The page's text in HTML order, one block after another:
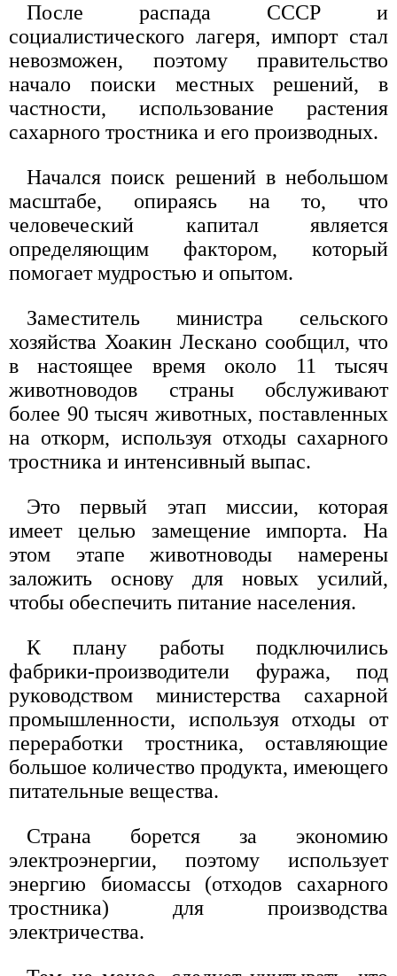
После распада СССР и
социалистического лагеря, импорт стал
невозможен, поэтому правительство
начало поиски местных решений, в
частности, использование растения
сахарного тростника и его производных.
Начался поиск решений в небольшом
масштабе, опираясь на то, что
человеческий капитал является
определяющим фактором, который
помогает мудростью и опытом.
Заместитель министра сельского
хозяйства Хоакин Лескано сообщил, что
в настоящее время около 11 тысяч
животноводов страны обслуживают
более 90 тысяч животных, поставленных
на откорм, используя отходы сахарного
тростника и интенсивный выпас.
Это первый этап миссии, которая
имеет целью замещение импорта. На
этом этапе животноводы намерены
заложить основу для новых усилий,
чтобы обеспечить питание населения.
К плану работы подключились
фабрики-производители фуража, под
руководством министерства сахарной
промышленности, используя отходы от
переработки тростника, оставляющие
большое количество продукта, имеющего
питательные вещества.
Страна борется за экономию
электроэнергии, поэтому использует
энергию биомассы (отходов сахарного
тростника) для производства
электричества.